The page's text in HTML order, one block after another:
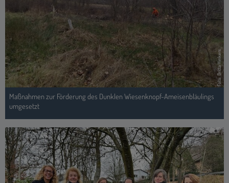
Foto: Britta Hinkers
Maßnahmen zur Förderung des Dunklen Wiesenknopf-Ameisenbläulings
umgesetzt